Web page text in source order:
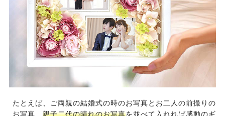
たとえば、ご両親の結婚式の時のお写真とお二人の前撮りの
お写真、 親子二代の晴れのお写真を並べて入れれば感動のギ